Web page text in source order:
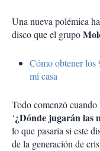
Una nueva polémica
disco que el grupo
Cómo obtener los
mi casa
Todo comenzó
‘¿Dónde jugarán las
lo que pasaría si este
de la generación de